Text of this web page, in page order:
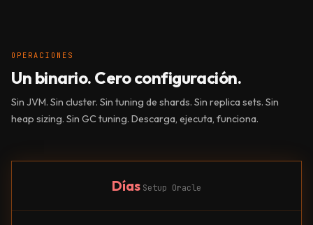
OPERACIONES
Un binario. Cero configuración.
Sin JVM. Sin cluster. Sin tuning de shards. Sin replica sets. Sin
heap sizing. Sin GC tuning. Descarga, ejecuta, funciona.
Días Setup Oracle